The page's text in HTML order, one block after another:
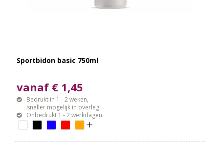
Sportbidon basic 750ml
vanaf € 1,45
Bedrukt in 1 - 2 weken,
sneller mogelijk in overleg.
Onbedrukt 1 - 2 werkdagen.